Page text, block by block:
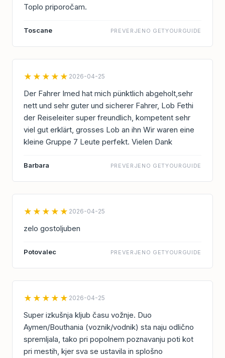
Toplo priporočam.
Toscane PREVERJENO GETYOURGUIDE
★★★★★ 2026-04-25
Der Fahrer Imed hat mich pünktlich abgeholt,sehr
nett und sehr guter und sicherer Fahrer, Lob Fethi
der Reiseleiter super freundlich, kompetent sehr
viel gut erklärt, grosses Lob an ihn Wir waren eine
kleine Gruppe 7 Leute perfekt. Vielen Dank
Barbara PREVERJENO GETYOURGUIDE
★★★★★ 2026-04-25
zelo gostoljuben
Potovalec PREVERJENO GETYOURGUIDE
★★★★★ 2026-04-25
Super izkušnja kljub času vožnje. Duo
Aymen/Bouthania (voznik/vodnik) sta naju odlično
spremljala, tako pri popolnem poznavanju poti kot
pri mestih, kjer sva se ustavila in splošno